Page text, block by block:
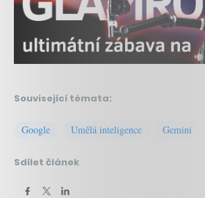
Související témata:
Google Umělá inteligence Gemini
Sdílet článek